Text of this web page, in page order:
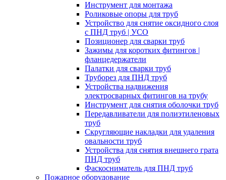
Инструмент для монтажа
Роликовые опоры для труб
Устройство для снятие оксидного слоя
с ПНД труб | УСО
Позиционер для сварки труб
Зажимы для коротких фитингов |
фланцедержатели
Палатки для сварки труб
Труборез для ПНД труб
Устройства надвижения
электросварных фитингов на трубу
Инструмент для снятия оболочки труб
Передавливатели для полиэтиленовых
труб
Скругляющие накладки для удаления
овальности труб
Устройства для снятия внешнего грата
ПНД труб
Фаскосниматель для ПНД труб
Пожарное оборудование